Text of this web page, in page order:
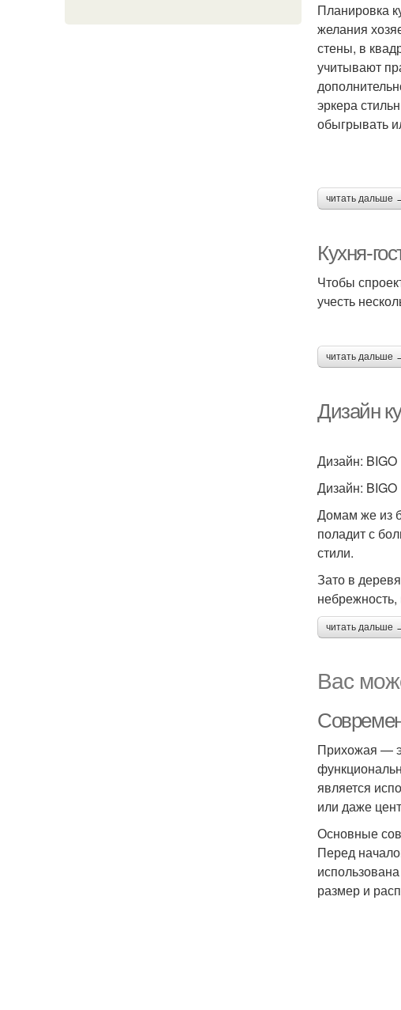
Планировка
желания
стены, в
учитывают
эркера
обыгрывать
читать дальше
Кухня-
Чтобы
учесть
читать дальше
Дизайн
Дизайн: BIGO
Дизайн: BIGO
Домам же из
поладит с
стили.
Зато в
читать дальше
Вас
Прихожая —
является
или даже
Основные
Перед
размер и